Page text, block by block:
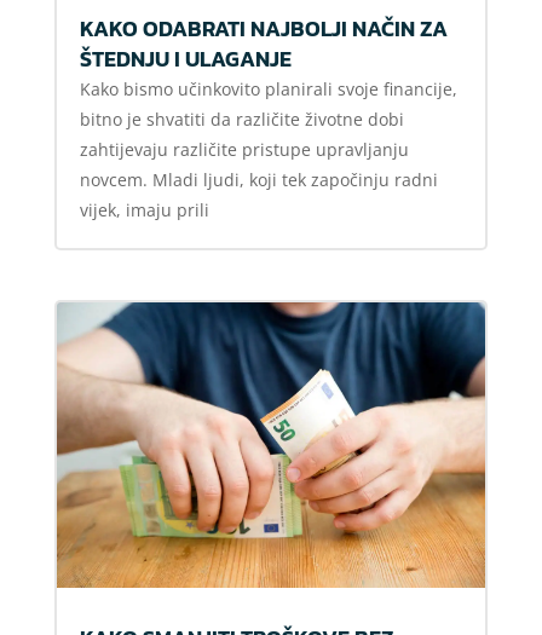
KAKO ODABRATI NAJBOLJI NAČIN ZA
ŠTEDNJU I ULAGANJE
Kako bismo učinkovito planirali svoje financije,
bitno je shvatiti da različite životne dobi
zahtijevaju različite pristupe upravljanju
novcem. Mladi ljudi, koji tek započinju radni
vijek, imaju prili